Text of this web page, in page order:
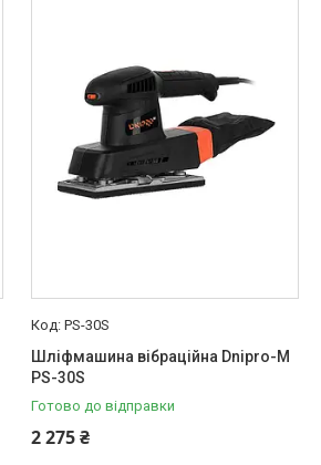
PS-30S
Шліфмашина вібраційна Dnipro-M
PS-30S
Готово до відправки
2 275 ₴